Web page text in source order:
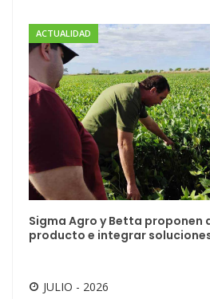
ACTUALIDAD
Sigma Agro y Betta proponen
producto e integrar
JULIO - 2026